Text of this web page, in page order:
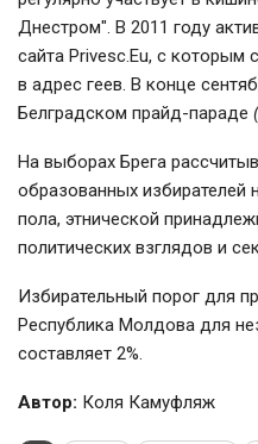
Днестром". В 2011 году
сайта Privesc.Eu, с которым
в адрес геев. В конце
Белградском прайд-параде
На выборах Брега
образованных избирателей
пола, этнической
политических взглядов и
Избирательный порог для
Республика Молдова для
составляет 2%.
Автор: Коля Камуфляж